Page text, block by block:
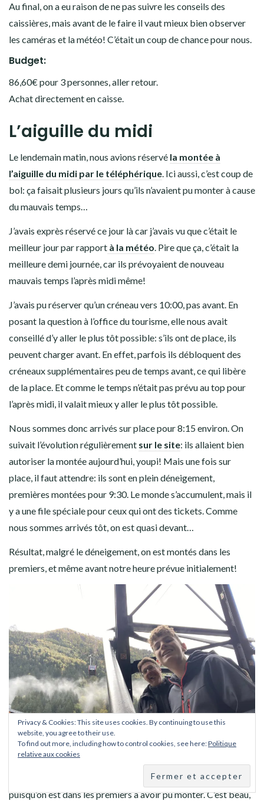
Au final, on a eu raison de ne pas suivre les conseils des
caissières, mais avant de le faire il vaut mieux bien observer
les caméras et la météo! C’était un coup de chance pour nous.
Budget:
86,60€ pour 3 personnes, aller retour.
Achat directement en caisse.
L’aiguille du midi
Le lendemain matin, nous avions réservé la montée à
l’aiguille du midi par le téléphérique. Ici aussi, c’est coup de
bol: ça faisait plusieurs jours qu’ils n’avaient pu monter à cause
du mauvais temps…
J’avais exprès réservé ce jour là car j’avais vu que c’était le
meilleur jour par rapport à la météo. Pire que ça, c’était la
meilleure demi journée, car ils prévoyaient de nouveau
mauvais temps l’après midi même!
J’avais pu réserver qu’un créneau vers 10:00, pas avant. En
posant la question à l’office du tourisme, elle nous avait
conseillé d’y aller le plus tôt possible: s’ils ont de place, ils
peuvent charger avant. En effet, parfois ils débloquent des
créneaux supplémentaires peu de temps avant, ce qui libère
de la place. Et comme le temps n’était pas prévu au top pour
l’après midi, il valait mieux y aller le plus tôt possible.
Nous sommes donc arrivés sur place pour 8:15 environ. On
suivait l’évolution régulièrement sur le site: ils allaient bien
autoriser la montée aujourd’hui, youpi! Mais une fois sur
place, il faut attendre: ils sont en plein déneigement,
premières montées pour 9:30. Le monde s’accumulent, mais il
y a une file spéciale pour ceux qui ont des tickets. Comme
nous sommes arrivés tôt, on est quasi devant…
Résultat, malgré le déneigement, on est montés dans les
premiers, et même avant notre heure prévue initialement!
Arrivés en haut, c’est top. C’est dégagé, il n’y a quasi personne
puisqu’on est dans les premiers à avoir pu monter. C’est beau,
Privacy & Cookies: This site uses cookies. By continuing to use this
website, you agree to their use.
To find out more, including how to control cookies, see here:Politique
relative aux cookies